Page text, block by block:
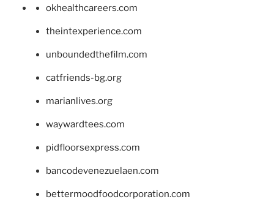
okhealthcareers.com
theintexperience.com
unboundedthefilm.com
catfriends-bg.org
marianlives.org
waywardtees.com
pidfloorsexpress.com
bancodevenezuelaen.com
bettermoodfoodcorporation.com